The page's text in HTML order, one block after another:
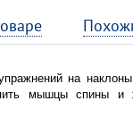
на
мышцы спины и